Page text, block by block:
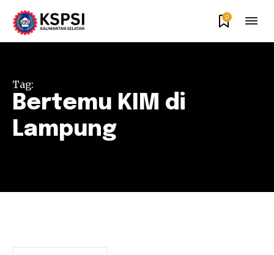
0
Tag:
Bertemu KIM di
Lampung